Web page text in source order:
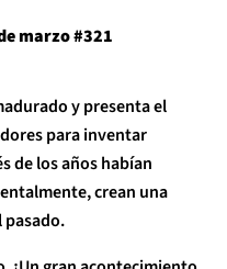
marzo #321
y presenta el
para inventar
de los años habían
crean una
pasado.